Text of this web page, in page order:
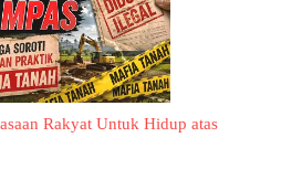
Rakyat Untuk Hidup atas